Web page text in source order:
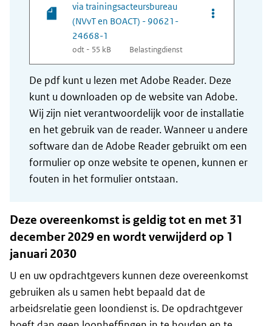
via trainingsacteursbureau
(NVvT en BOACT) - 90621-
24668-1
odt - 55 kB Belastingdienst
Opties van
De pdf kunt u lezen met Adobe Reader. Deze
kunt u downloaden op de website van Adobe.
Wij zijn niet verantwoordelijk voor de installatie
en het gebruik van de reader. Wanneer u andere
software dan de Adobe Reader gebruikt om een
formulier op onze website te openen, kunnen er
fouten in het formulier ontstaan.
Deze overeenkomst is geldig tot en met 31
december 2029 en wordt verwijderd op 1
januari 2030
U en uw opdrachtgevers kunnen deze overeenkomst
gebruiken als u samen hebt bepaald dat de
arbeidsrelatie geen loondienst is. De opdrachtgever